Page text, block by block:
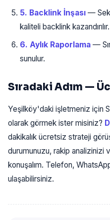
5. Backlink İnşası —
kaliteli backlink kazandırılır.
6. Aylık Raporlama —
sunulur.
Sıradaki Adım —
Yeşilköy'daki işletmeniz için
olarak görmek ister misiniz?
dakikalık ücretsiz strateji
durumunuzu, rakip analizinizi
konuşalım. Telefon,
ulaşabilirsiniz.